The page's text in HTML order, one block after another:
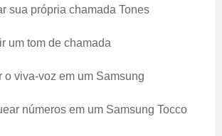
sua própria chamada Tones
um tom de chamada
o viva-voz em um Samsung
números em um Samsung Tocco